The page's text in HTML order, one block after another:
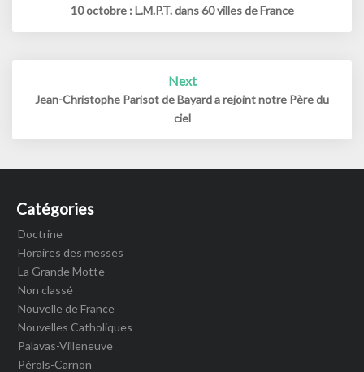
10 octobre : L.M.P.T. dans 60 villes de France
Next
Jean-Christophe Parisot de Bayard a rejoint notre Père du
ciel
Catégories
Doctrine
Horaires des messes
La Grande Motte
Non classé
Nouvelle de France
Nouvelles Catholiques
Palavas-Villeneuve
Pérols-Carnon